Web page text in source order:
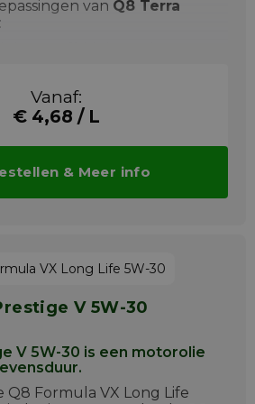
van Q8 Terra
voor off-highway, bouw-
natte plaatremmen,
systemen, transmissies en
elastomeren en
deze pagina alle
van Q8 Terra
Vanaf:
€ 4,68 / L
& Meer info
V 5W-30
V 5W-30 is een motorolie
Q8 Formula VX Long Life